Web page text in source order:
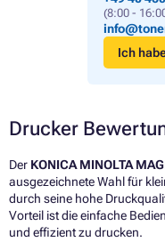
(8:00 -
Ich
Drucker
Der KONICA MINOLTA
ausgezeichnete Wahl für
durch seine hohe
Vorteil ist die einfache
und effizient zu drucken.